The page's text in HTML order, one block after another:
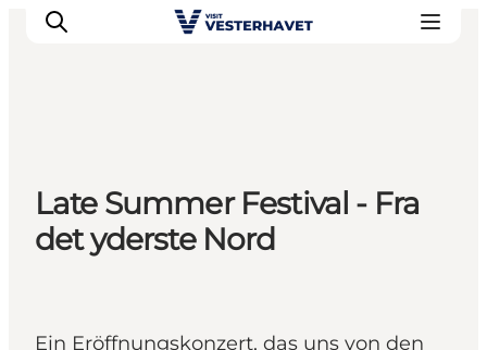
Events
Erlebnisse
Unsere Städte
Plane deine Reise
Late Summer Festival - Fra
det yderste Nord
Ein Eröffnungskonzert, das uns von den